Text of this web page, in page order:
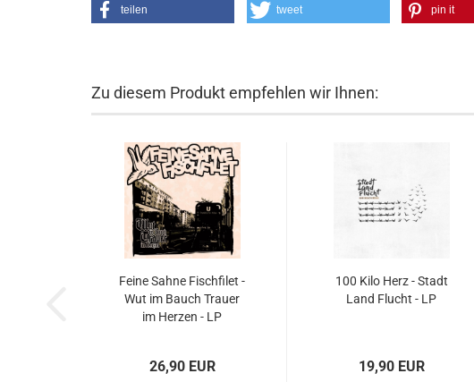
teilen tweet pin it
Zu diesem Produkt empfehlen wir Ihnen:
Feine Sahne Fischfilet -
Wut im Bauch Trauer
im Herzen - LP
26,90 EUR
100 Kilo Herz - Stadt
Land Flucht - LP
19,90 EUR